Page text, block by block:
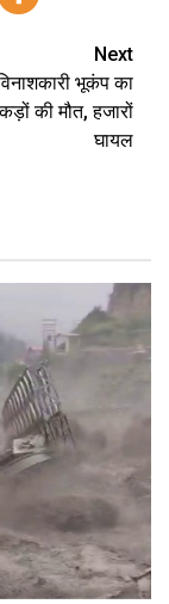
Next
भूकंप का
की मौत, हजारों
घायल